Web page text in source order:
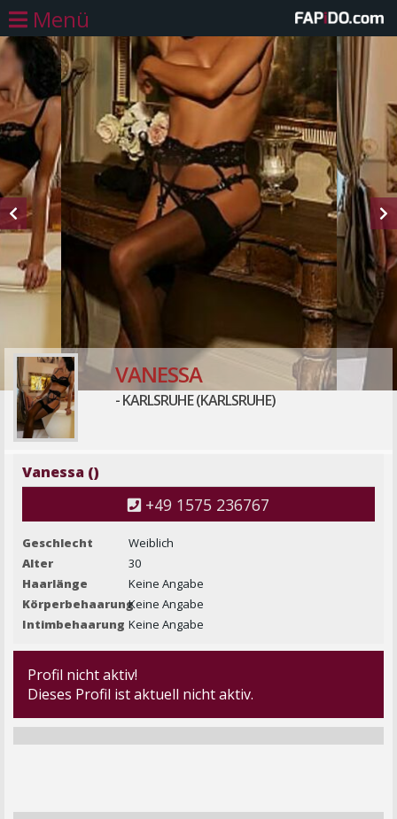
Menü
VANESSA
- KARLSRUHE (KARLSRUHE)
Vanessa ()
+49 1575 236767
Geschlecht
Weiblich
Alter
30
Haarlänge
Keine Angabe
KörperbehaarungKeine Angabe
Intimbehaarung Keine Angabe
Profil nicht aktiv!
Dieses Profil ist aktuell nicht aktiv.